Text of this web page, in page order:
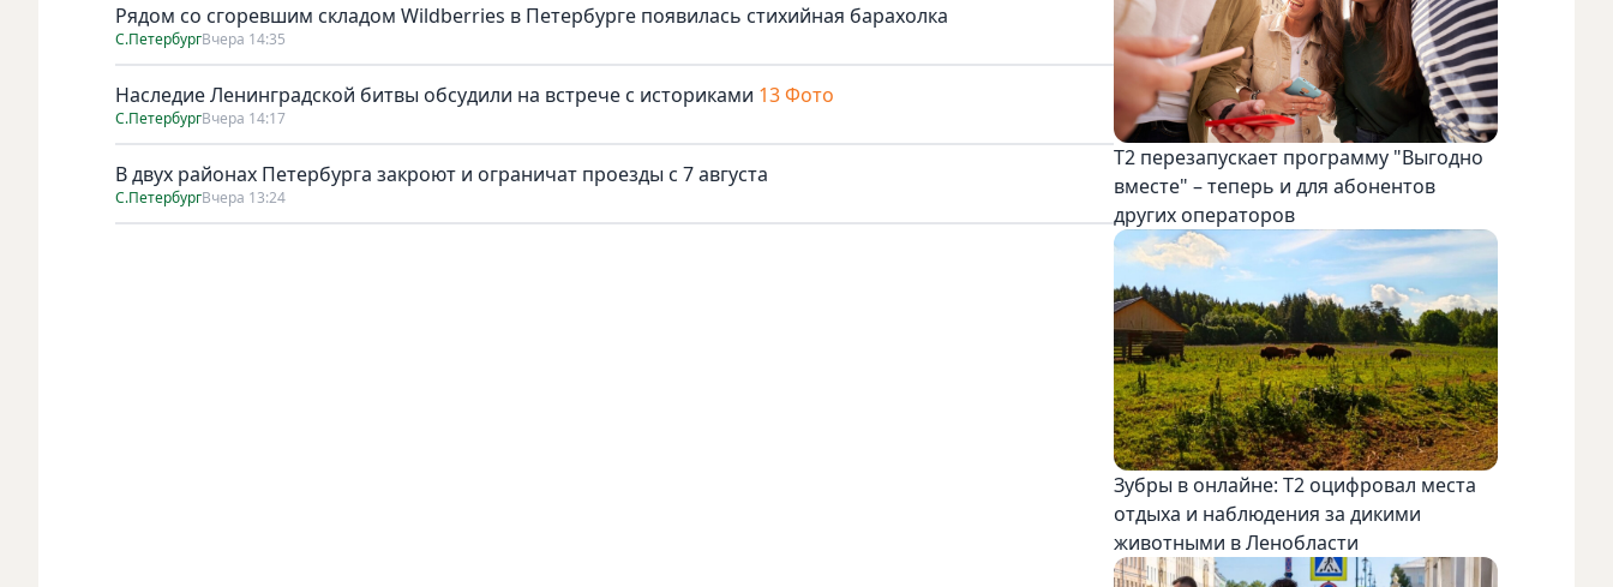
Рядом со сгоревшим складом Wildberries в Петербурге появилась стихийная барахолка
С.ПетербургВчера 14:35
Наследие Ленинградской битвы обсудили на встрече с историками 13 Фото
С.ПетербургВчера 14:17
В двух районах Петербурга закроют и ограничат проезды с 7 августа
С.ПетербургВчера 13:24
Т2 перезапускает программу "Выгодно
вместе" – теперь и для абонентов
других операторов
Зубры в онлайне: Т2 оцифровал места
отдыха и наблюдения за дикими
животными в Ленобласти